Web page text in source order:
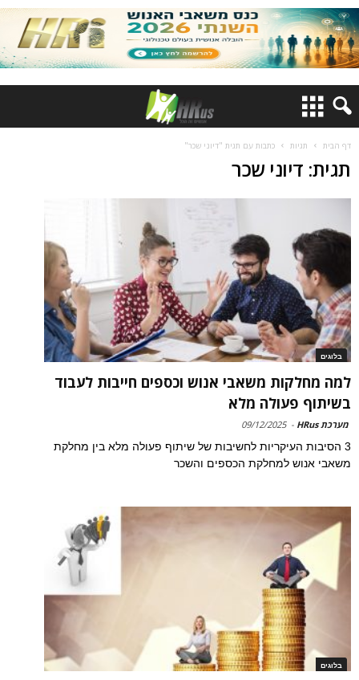
דף הבית תגיות כתבות עם תגית "דיוני שכר"
תגית: דיוני שכר
בלוגים
למה מחלקות משאבי אנוש וכספים חייבות לעבוד
בשיתוף פעולה מלא
מערכת HRus -
09/12/2025
3 הסיבות העיקריות לחשיבות של שיתוף פעולה מלא בין מחלקת
משאבי אנוש למחלקת הכספים והשכר
בלוגים